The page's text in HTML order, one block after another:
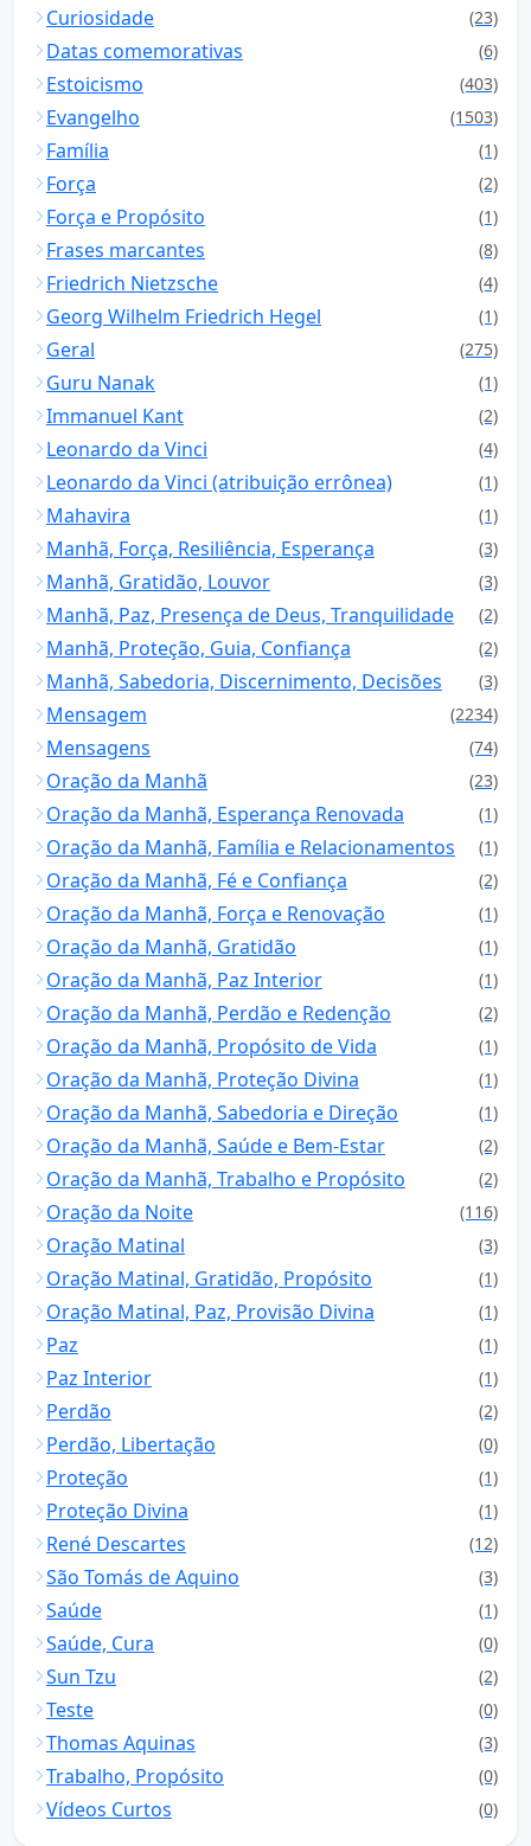
Curiosidade (23)
Datas comemorativas (6)
Estoicismo (403)
Evangelho (1503)
Família (1)
Força (2)
Força e Propósito (1)
Frases marcantes (8)
Friedrich Nietzsche (4)
Georg Wilhelm Friedrich Hegel (1)
Geral (275)
Guru Nanak (1)
Immanuel Kant (2)
Leonardo da Vinci (4)
Leonardo da Vinci (atribuição errônea) (1)
Mahavira (1)
Manhã, Força, Resiliência, Esperança (3)
Manhã, Gratidão, Louvor (3)
Manhã, Paz, Presença de Deus, Tranquilidade (2)
Manhã, Proteção, Guia, Confiança (2)
Manhã, Sabedoria, Discernimento, Decisões (3)
Mensagem (2234)
Mensagens (74)
Oração da Manhã (23)
Oração da Manhã, Esperança Renovada (1)
Oração da Manhã, Família e Relacionamentos (1)
Oração da Manhã, Fé e Confiança (2)
Oração da Manhã, Força e Renovação (1)
Oração da Manhã, Gratidão (1)
Oração da Manhã, Paz Interior (1)
Oração da Manhã, Perdão e Redenção (2)
Oração da Manhã, Propósito de Vida (1)
Oração da Manhã, Proteção Divina (1)
Oração da Manhã, Sabedoria e Direção (1)
Oração da Manhã, Saúde e Bem-Estar (2)
Oração da Manhã, Trabalho e Propósito (2)
Oração da Noite (116)
Oração Matinal (3)
Oração Matinal, Gratidão, Propósito (1)
Oração Matinal, Paz, Provisão Divina (1)
Paz (1)
Paz Interior (1)
Perdão (2)
Perdão, Libertação (0)
Proteção (1)
Proteção Divina (1)
René Descartes (12)
São Tomás de Aquino (3)
Saúde (1)
Saúde, Cura (0)
Sun Tzu (2)
Teste (0)
Thomas Aquinas (3)
Trabalho, Propósito (0)
Vídeos Curtos (0)